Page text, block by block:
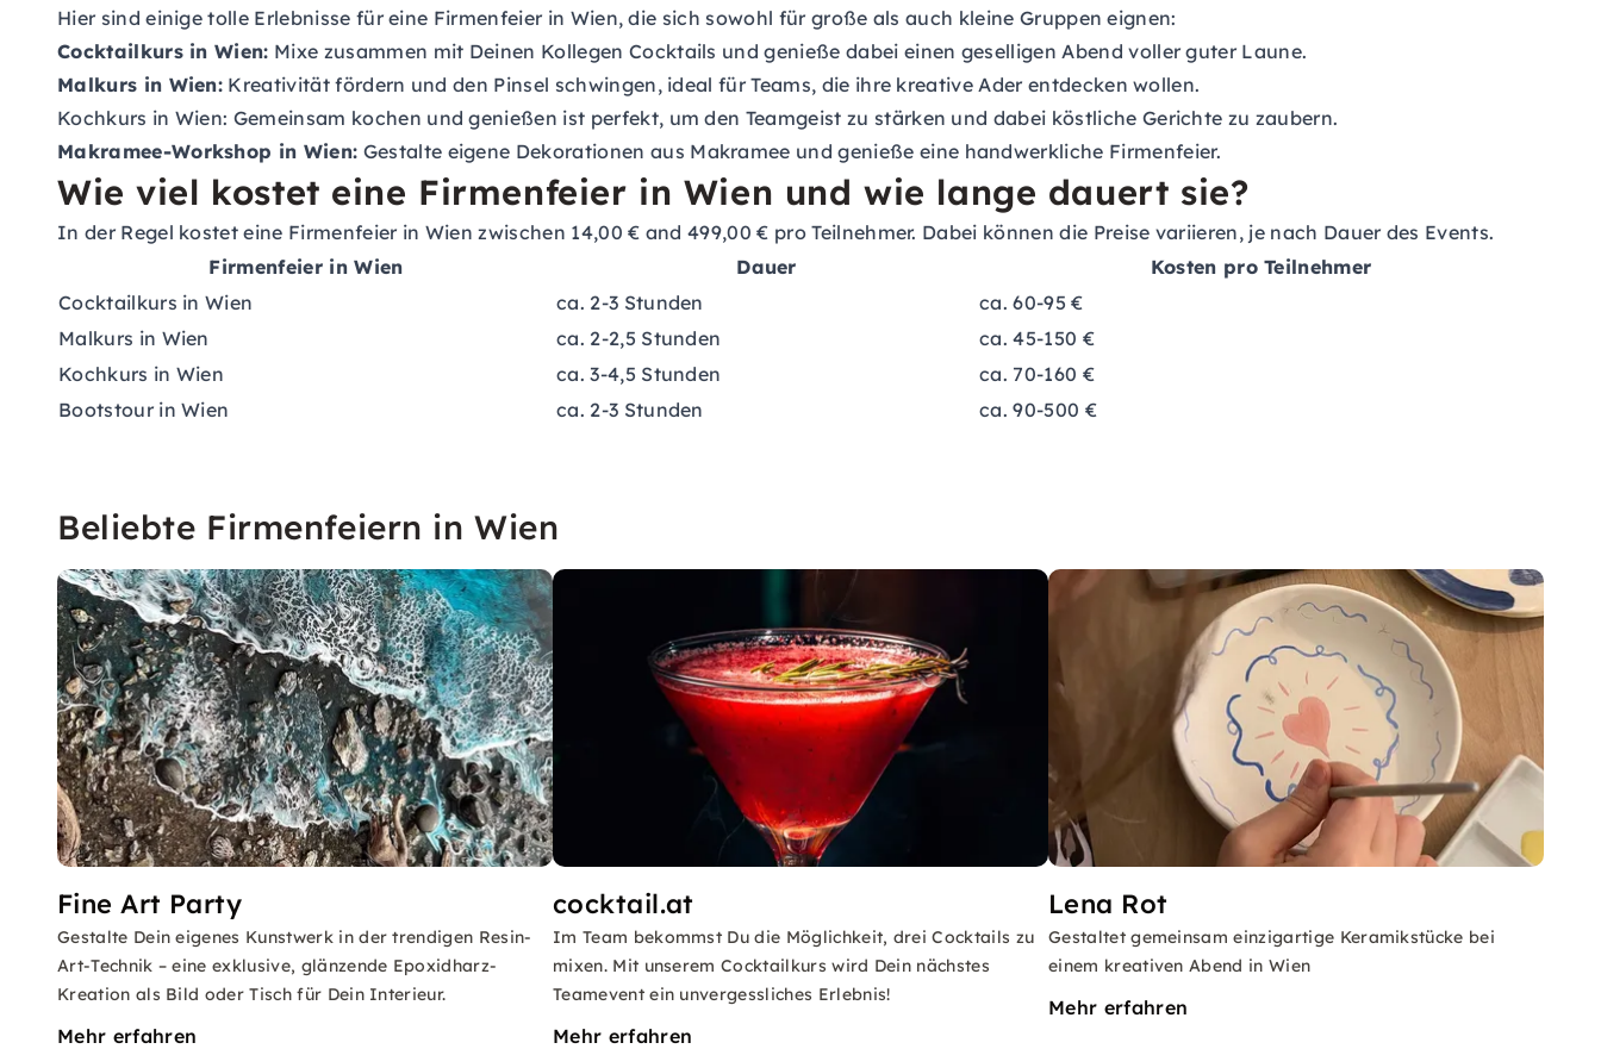
Hier sind einige tolle Erlebnisse für eine Firmenfeier in Wien, die sich sowohl für große als auch kleine Gruppen eignen:
Cocktailkurs in Wien: Mixe zusammen mit Deinen Kollegen Cocktails und genieße dabei einen geselligen Abend voller guter Laune.
Malkurs in Wien: Kreativität fördern und den Pinsel schwingen, ideal für Teams, die ihre kreative Ader entdecken wollen.
Kochkurs in Wien: Gemeinsam kochen und genießen ist perfekt, um den Teamgeist zu stärken und dabei köstliche Gerichte zu zaubern.
Makramee-Workshop in Wien: Gestalte eigene Dekorationen aus Makramee und genieße eine handwerkliche Firmenfeier.
Wie viel kostet eine Firmenfeier in Wien und wie lange dauert sie?
In der Regel kostet eine Firmenfeier in Wien zwischen 14,00 € and 499,00 € pro Teilnehmer. Dabei können die Preise variieren, je nach Dauer des Events.
Firmenfeier in Wien
Dauer
Kosten pro Teilnehmer
Cocktailkurs in Wien
ca. 2-3 Stunden
ca. 60-95 €
Malkurs in Wien
ca. 2-2,5 Stunden
ca. 45-150 €
Kochkurs in Wien
ca. 3-4,5 Stunden
ca. 70-160 €
Bootstour in Wien
ca. 2-3 Stunden ca. 90-500 €
Beliebte Firmenfeiern in Wien
Fine Art Party
Gestalte Dein eigenes Kunstwerk in der trendigen Resin-
Art-Technik – eine exklusive, glänzende Epoxidharz-
Kreation als Bild oder Tisch für Dein Interieur.
Mehr erfahren
cocktail.at
Im Team bekommst Du die Möglichkeit, drei Cocktails zu
mixen. Mit unserem Cocktailkurs wird Dein nächstes
Teamevent ein unvergessliches Erlebnis!
Mehr erfahren
Lena Rot
Gestaltet gemeinsam einzigartige Keramikstücke bei
einem kreativen Abend in Wien
Mehr erfahren